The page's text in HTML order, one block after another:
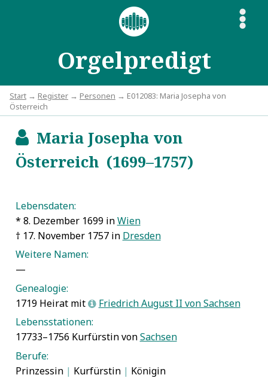
Orgelpredigt
S
Start → Register → Personen → E012083: Maria Josepha von
Österreich
bMaria Josepha von
Österreich (1699–1757)
Lebensdaten:
* 8. Dezember 1699 inWien
† 17. November 1757 in Dresden
Weitere Namen:
—
Genealogie:
1719 Heirat mit L Friedrich August II von Sachsen
Lebensstationen:
17733–1756 Kurfürstin vonSachsen
Berufe:
Prinzessin | Kurfürstin | Königin